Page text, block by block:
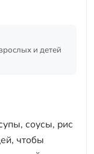
и детей
соусы, рис
чтобы